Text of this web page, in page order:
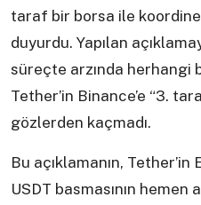
taraf bir borsa ile
duyurdu. Yapılan
süreçte arzında herhangi
Tether’in Binance’e “3.
gözlerden kaçmadı.
Bu açıklamanın,
USDT basmasının